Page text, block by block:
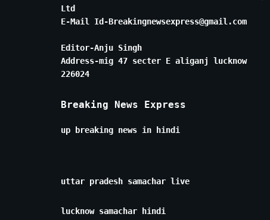
Ltd
E-Mail Id-Breakingnewsexpress@gmail.com
Editor-Anju Singh
Address-mig 47 secter E aliganj lucknow
226024
Breaking News Express
up breaking news in hindi
uttar pradesh samachar live
lucknow samachar hindi